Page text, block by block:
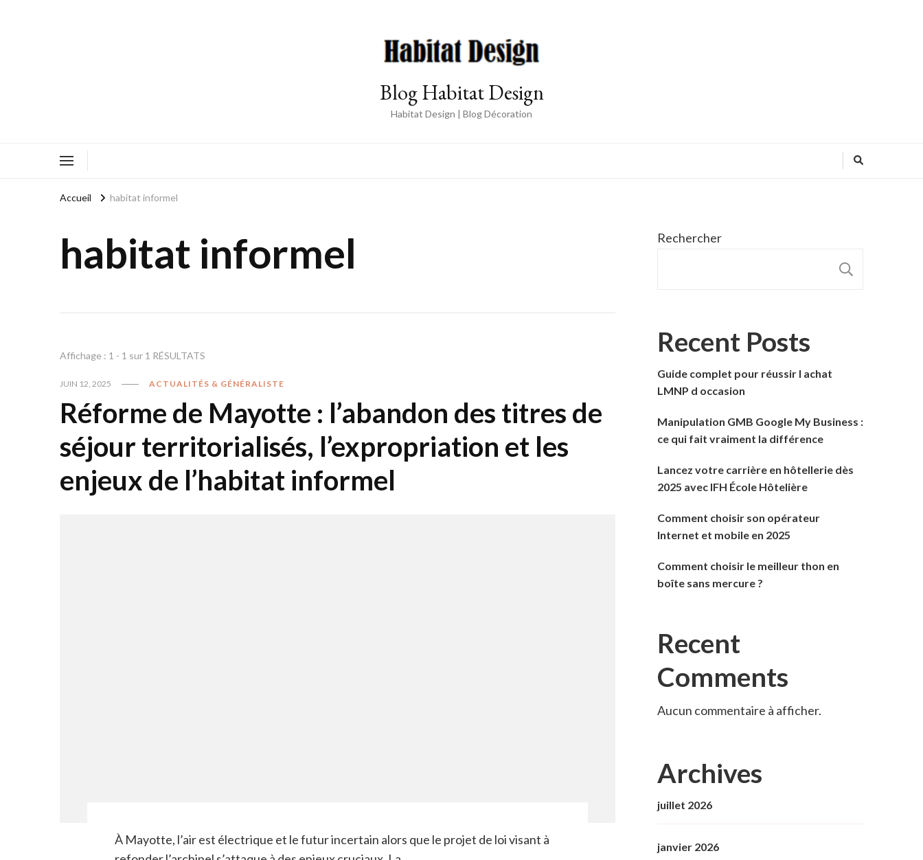
Blog Habitat Design
Habitat Design | Blog Décoration
Accueil habitat informel
habitat informel
Affichage : 1 - 1 sur 1 RÉSULTATS
JUIN 12, 2025 ACTUALITÉS & GÉNÉRALISTE
Réforme de Mayotte : l’abandon des titres de
séjour territorialisés, l’expropriation et les
enjeux de l’habitat informel
À Mayotte, l’air est électrique et le futur incertain alors que le projet de loi visant à
Rechercher
Recent Posts
Guide complet pour réussir l achat
LMNP d occasion
Manipulation GMB Google My Business :
ce qui fait vraiment la différence
Lancez votre carrière en hôtellerie dès
2025 avec IFH École Hôtelière
Comment choisir son opérateur
Internet et mobile en 2025
Comment choisir le meilleur thon en
boîte sans mercure ?
Recent
Comments
Aucun commentaire à afficher.
Archives
juillet 2026
janvier 2026